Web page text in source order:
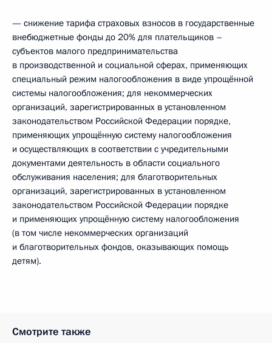
— снижение тарифа страховых взносов в государственные
внебюджетные фонды до 20% для плательщиков –
субъектов малого предпринимательства
в производственной и социальной сферах, применяющих
специальный режим налогообложения в виде упрощённой
системы налогообложения; для некоммерческих
организаций, зарегистрированных в установленном
законодательством Российской Федерации порядке,
применяющих упрощённую систему налогообложения
и осуществляющих в соответствии с учредительными
документами деятельность в области социального
обслуживания населения; для благотворительных
организаций, зарегистрированных в установленном
законодательством Российской Федерации порядке
и применяющих упрощённую систему налогообложения
(в том числе некоммерческих организаций
и благотворительных фондов, оказывающих помощь
детям).
Смотрите также